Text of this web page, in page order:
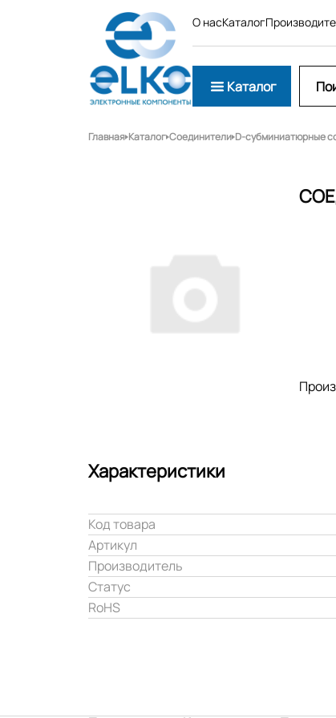
О насКаталог
Каталог
Главная Каталог Соединители D-субминиатюрные
Характеристики
Код товара
Артикул
Производитель
Статус
RoHS